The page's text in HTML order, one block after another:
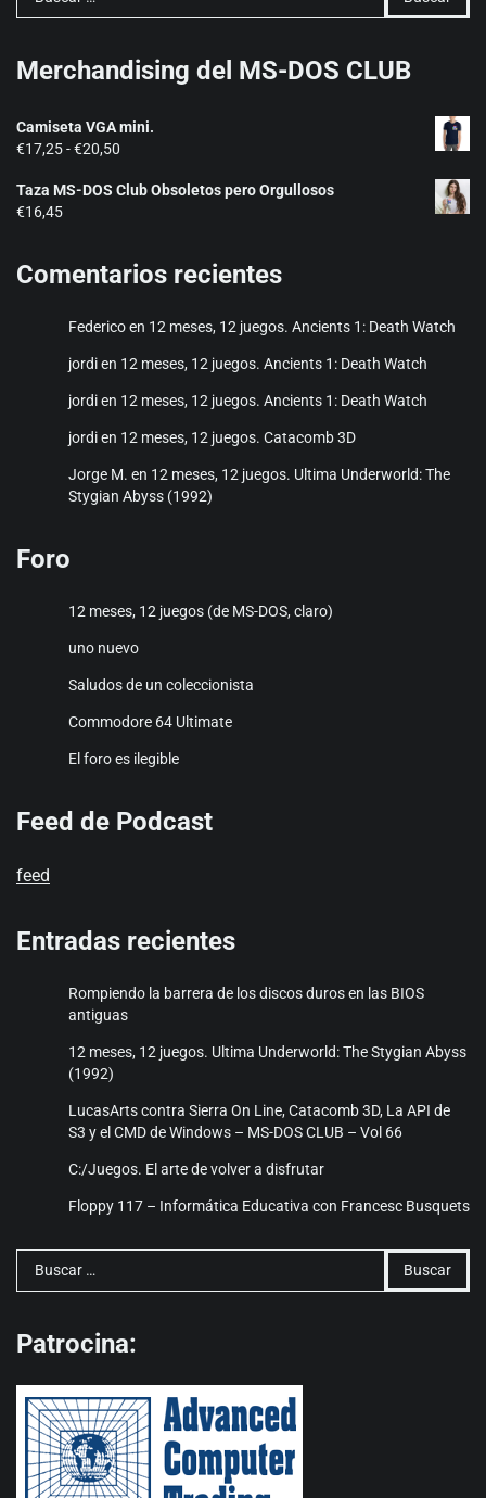
Merchandising del MS-DOS CLUB
Camiseta VGA mini.
€17,25-€20,50
precios:
€20,50
Taza MS-DOS Club Obsoletos pero Orgullosos
€16,45
Comentarios recientes
Federicoen 12 meses, 12 juegos. Ancients 1: Death Watch
jordien 12 meses, 12 juegos. Ancients 1: Death Watch
jordien 12 meses, 12 juegos. Ancients 1: Death Watch
jordien 12 meses, 12 juegos. Catacomb 3D
Jorge M. en 12 meses, 12 juegos. Ultima Underworld: The
Stygian Abyss (1992)
Foro
12 meses, 12 juegos (de MS-DOS, claro)
uno nuevo
Saludos de un coleccionista
Commodore 64 Ultimate
El foro es ilegible
Feed de Podcast
feed
Entradas recientes
Rompiendo la barrera de los discos duros en las BIOS
antiguas
12 meses, 12 juegos. Ultima Underworld: The Stygian Abyss
(1992)
LucasArts contra Sierra On Line, Catacomb 3D, La API de
S3 y el CMD de Windows – MS-DOS CLUB – Vol 66
C:/Juegos. El arte de volver a disfrutar
Floppy 117 – Informática Educativa con Francesc Busquets
Buscar:
Patrocina: